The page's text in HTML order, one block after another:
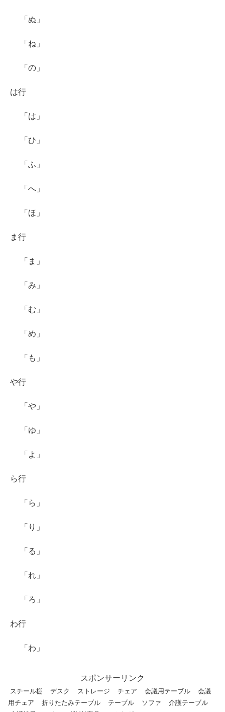
「ぬ」
「ね」
「の」
は行
「は」
「ひ」
「ふ」
「へ」
「ほ」
ま行
「ま」
「み」
「む」
「め」
「も」
や行
「や」
「ゆ」
「よ」
ら行
「ら」
「り」
「る」
「れ」
「ろ」
わ行
「わ」
スポンサーリンク
スチール棚 デスク ストレージ チェア 会議用テーブル
会議
用チェア
折りたたみテーブル テーブル ソファ
介護テーブル